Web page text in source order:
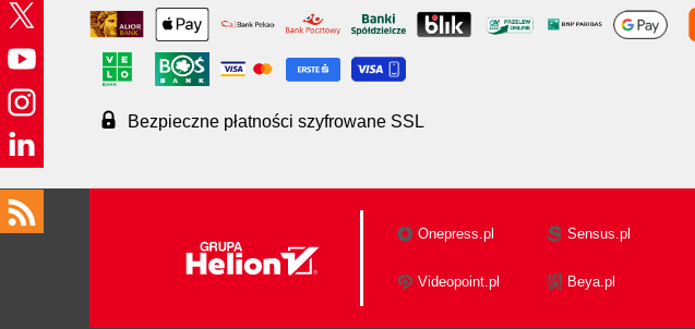
Bezpieczne płatności szyfrowane SSL
Onepress.pl Sensus.pl
Videopoint.pl Beya.pl